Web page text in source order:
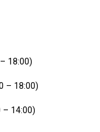
18:00)
– 18:00)
– 14:00)